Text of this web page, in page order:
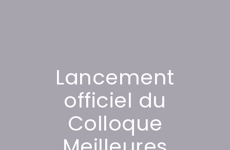
Lancement
officiel du
Colloque